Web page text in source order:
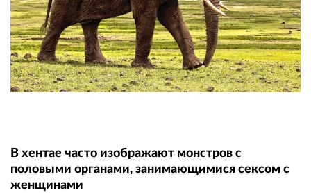
В xeнтae часто изображают монстров с
половыми органами, занимающимися ceкcoм с
женщинами